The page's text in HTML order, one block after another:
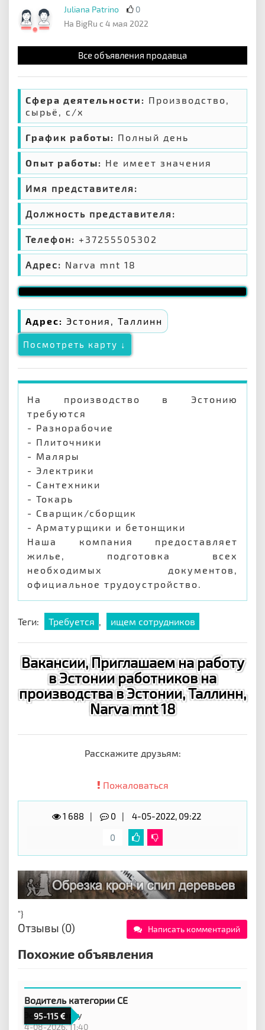
Juliana Patrino
0
На BigRu с 4 мая 2022
Все объявления продавца
Сфера деятельности: Производство,
сырьё, с/х
График работы: Полный день
Опыт работы: Не имеет значения
Имя представителя:
Должность представителя:
Телефон: +37255505302
Адрес: Narva mnt 18
Адрес: Эстония, Таллинн
Посмотреть карту ↓
На производство в Эстонию
требуются
- Разнорабочие
- Плиточники
- Маляры
- Электрики
- Сантехники
- Токарь
- Сварщик/сборщик
- Арматурщики и бетонщики
Наша компания предоставляет
жилье, подготовка всех
необходимых документов,
официальное трудоустройство.
Теги: Требуется , ищем сотрудников
Вакансии, Приглашаем на работу
в Эстонии работников на
производства в Эстонии, Таллинн,
Narva mnt 18
Расскажите друзьям:
Пожаловаться
1 688 0
4-05-2022, 09:22
0
"}
Отзывы (0) Написать комментарий
Похожие объявления
95-115
Водитель категории CE
Эстония,Тарту
4-08-2026, 11:40